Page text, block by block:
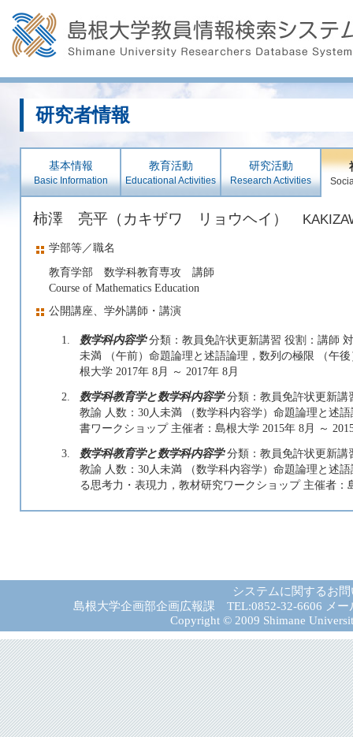
研究者情報
基本情報
Basic Information
教育活動
Educational Activities
研究活動
Research Activities
柿澤 亮平（カキザワ リョウヘイ）
学部等／職名
教育学部 数学科教育専攻 講師
Course of Mathematics Education
公開講座、学外講師・講演
1. 数学科内容学分類：教員免許状更新講習 役割：講師
未満 （午前）命題論理と述語論理，数列の極限 （午
根大学 2017年 8月 ～ 2017年 8月
2.
数学科教育学と数学科内容学分類：教員免許状更新講
教諭 人数：30人未満 （数学科内容学）命題論理と述
書ワークショップ 主催者：島根大学 2015年 8月 ～
3.
数学科教育学と数学科内容学分類：教員免許状更新講
教諭 人数：30人未満 （数学科内容学）命題論理と述
る思考力・表現力，教材研究ワークショップ 主催者：
システムに関するお
島根大学企画部企画広報課 TEL:0852-32-6606 メー
Copyright © 2009 Shimane